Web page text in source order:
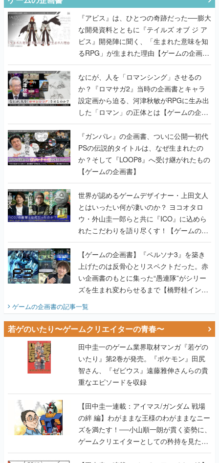
『アビス』は、ひとつの奇跡だった──膨大
な開発資料とともに『テイルズ オブ ジ ア
ビス』開発陣に聞く、「生まれた意味を知
るRPG」が生まれた理由【ゲームの企画
書】
なにが、人を「ロマンシング」させるの
か？『ロマサガ2』当時の企画書とキャラ
設定画から迫る、河津秋敏がRPGに生み出
した「ロマン」の正体とは【ゲームの企画
書】
『ガンパレ』の企画書、ついに公開━初代
PSの伝説的タイトルは、なぜ生まれたの
か？そして『LOOP8』へ受け継がれたもの
【ゲームの企画書】
世界が認めるゲームデザイナー・上田文人
とはいったい何が凄いのか？ ヨコオタロ
ウ・外山圭一郎らと共に『ICO』に込めら
れたこだわりを語り尽くす！【ゲームの企
画書】
【ゲームの企画書】『ペルソナ3』を築き
上げたのは反骨心とリスペクトだった。赤
い企画書のもとに集った“愚連隊”がシリー
ズを生まれ変わらせるまで【橋野桂インタ
ゲームの企画書の記事一覧
若ゲのいたり〜ゲームクリエイターの青春〜
田中圭一のゲーム業界取材マンガ『若ゲの
いたり』第2巻が発売。『ポケモン』田尻
智さん、『ゼビウス』遠藤雅伸さんらの貴
重なエピソードを収録
【田中圭一連載：アイマス/ガンダム 戦場
の絆 編】わがままな王様のわがままなニー
ズを満たす！──小山順一朗が貫く姿勢に、
ゲームクリエイターとしての矜持を見た
【若ゲのいたり最終回】